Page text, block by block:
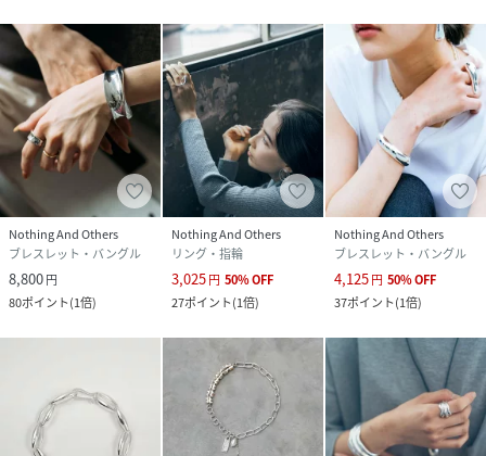
Nothing And Others
ブレスレット・バングル
8,800円
80ポイント(1倍)
Nothing And Others
リング・指輪
3,025円 50%OFF
27ポイント(1倍)
Nothing And Others
ブレスレット・バングル
4,125円 50%OFF
37ポイント(1倍)